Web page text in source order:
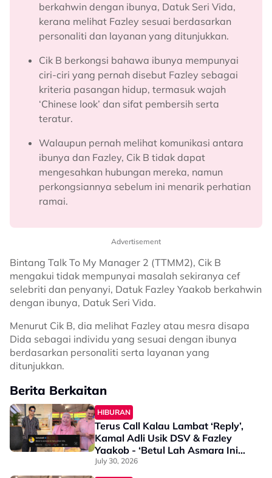
berkahwin dengan ibunya, Datuk Seri Vida,
kerana melihat Fazley sesuai berdasarkan
personaliti dan layanan yang ditunjukkan.
Cik B berkongsi bahawa ibunya mempunyai
ciri-ciri yang pernah disebut Fazley sebagai
kriteria pasangan hidup, termasuk wajah
‘Chinese look’ dan sifat pembersih serta
teratur.
Walaupun pernah melihat komunikasi antara
ibunya dan Fazley, Cik B tidak dapat
mengesahkan hubungan mereka, namun
perkongsiannya sebelum ini menarik perhatian
ramai.
Advertisement
Bintang Talk To My Manager 2 (TTMM2), Cik B
mengakui tidak mempunyai masalah sekiranya cef
selebriti dan penyanyi, Datuk Fazley Yaakob berkahwin
dengan ibunya, Datuk Seri Vida.
Menurut Cik B, dia melihat Fazley atau mesra disapa
Dida sebagai individu yang sesuai dengan ibunya
berdasarkan personaliti serta layanan yang
ditunjukkan.
Berita Berkaitan
HIBURAN
Terus Call Kalau Lambat ‘Reply’,
Kamal Adli Usik DSV & Fazley
Yaakob - ‘Betul Lah Asmara Ini
Hanyutkan Kita”
July 30, 2026